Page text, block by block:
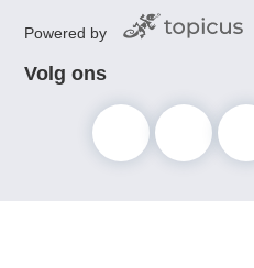
Powered by
Volg ons